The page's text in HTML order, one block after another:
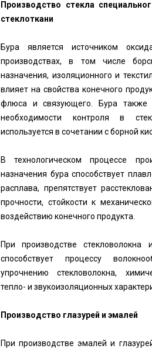
Производство стекла
стеклоткани
Бура является источником
производствах, в том числе
назначения, изоляционного и
влияет на свойства конечного
флюса и связующего. Бура также
необходимости контроля в
используется в сочетании с борной
В технологическом процессе
назначения бура способствует
расплава, препятствует
прочности, стойкости к
воздействию конечного продукта.
При производстве стекловолокна
способствует процессу
упрочнению стекловолокна,
тепло- и звукоизоляционных
Производство глазурей и эмалей
При производстве эмалей и